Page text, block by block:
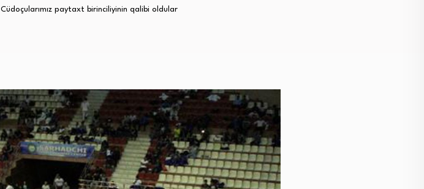
Cüdoçularımız paytaxt birinciliyinin qalibi oldular